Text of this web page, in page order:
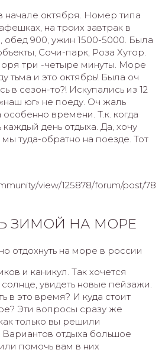
начале октября. Номер типа
на троих завтрак в
900, ужин 1500-5000. Была
Сочи-парк, Роза Хутор.
три -четыре минуты. Море
тьма и это октябрь! Была оч
в сезон-то?! Искупались из 12
юг» не поеду. Оч жаль
особенно времени. Т.к. когда
день отдыха. Да, хочу
туда-обратно на поезде. Тот
view/125878/forum/post/78
ЗИМОЙ НА МОРЕ
и каникул. Так хочется
солнце, увидеть новые пейзажи.
в это время? И куда стоит
Эти вопросы сразу же
только вы решили
Вариантов отдыха большое
помочь вам в них